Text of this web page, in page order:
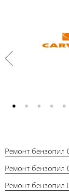
Ремонт бензопил
Ремонт бензопил
Ремонт бензопил